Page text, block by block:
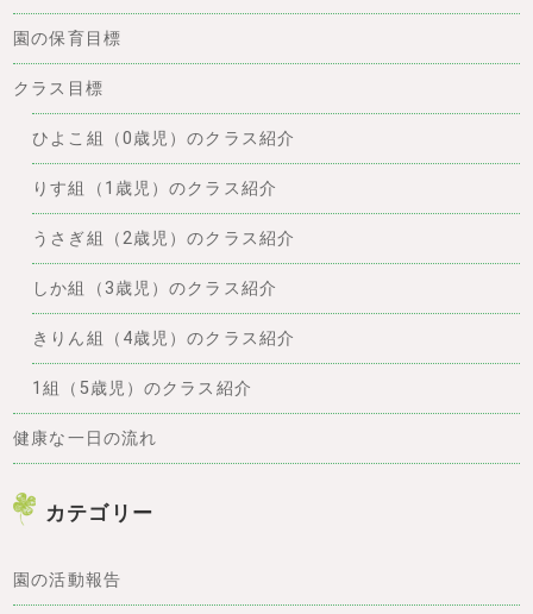
園の保育目標
クラス目標
ひよこ組（0歳児）のクラス紹介
りす組（1歳児）のクラス紹介
うさぎ組（2歳児）のクラス紹介
しか組（3歳児）のクラス紹介
きりん組（4歳児）のクラス紹介
1組（5歳児）のクラス紹介
健康な一日の流れ
カテゴリー
園の活動報告